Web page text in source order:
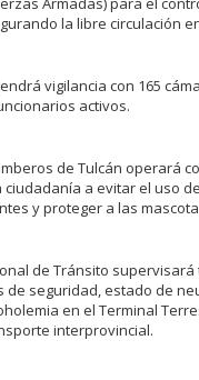
la libre circulación
vigilancia con 165
activos.
de Tulcán operará
a evitar el uso
y proteger a las
de Tránsito supervisará
de seguridad, estado de
en el Terminal
interprovincial.